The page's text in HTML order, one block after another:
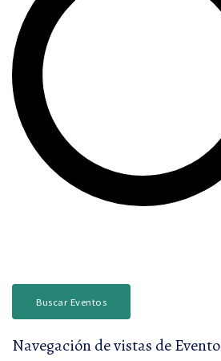
Buscar Eventos
Navegación de vistas de Evento